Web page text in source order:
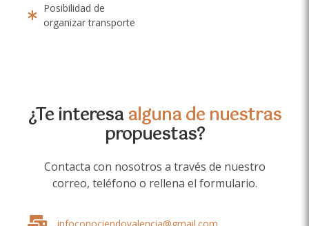
Posibilidad de
organizar transporte
¿Te interesaalguna de nuestras
propuestas?
Contacta con nosotros a través de nuestro
correo, teléfono o rellena el formulario.